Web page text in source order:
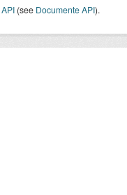
API (see Documente API).